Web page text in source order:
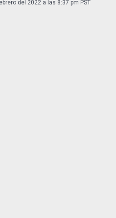
del 2022 a las 8:37 pm PST